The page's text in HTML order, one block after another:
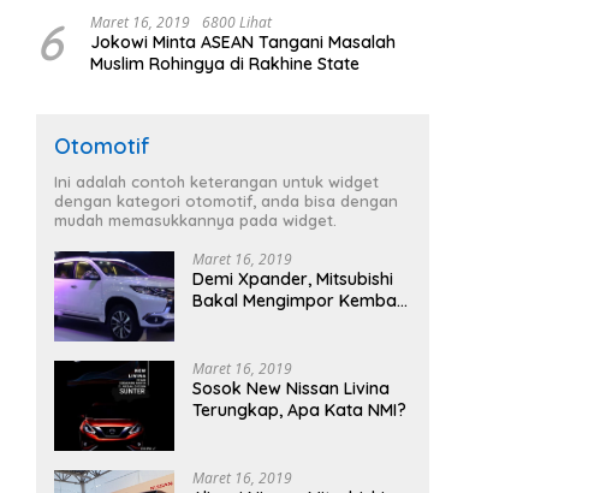
6 Maret 16, 2019 6800 Lihat
Jokowi Minta ASEAN Tangani Masalah
Muslim Rohingya di Rakhine State
Otomotif
Ini adalah contoh keterangan untuk widget
dengan kategori otomotif, anda bisa dengan
mudah memasukkannya pada widget.
Maret 16, 2019
Demi Xpander, Mitsubishi
Bakal Mengimpor Kembali
Maret 16, 2019
Sosok New Nissan Livina
Terungkap, Apa Kata NMI?
Maret 16, 2019